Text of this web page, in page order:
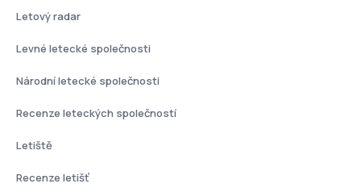
Letový radar
Levné letecké společnosti
Národní letecké společnosti
Recenze leteckých společností
Letiště
Recenze letišť